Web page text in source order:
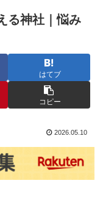
る神社｜悩み
はてブ
コピー
2026.05.10